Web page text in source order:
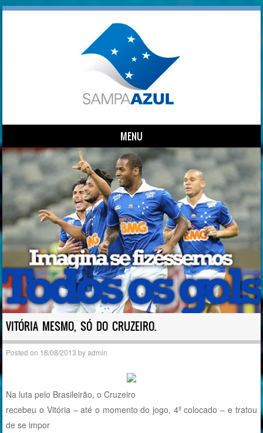
MENU
Skip to content
VITÓRIA MESMO, SÓ DO CRUZEIRO.
Posted on 18/08/2013 byadmin
Na luta pelo Brasileirão, o Cruzeiro
recebeu o Vitória – até o momento do jogo, 4º colocado – e tratou
de se impor